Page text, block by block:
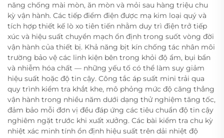
năng chống mài mòn, ăn mòn và mỏi sau hàng triệu chu
kỳ vận hành. Các tiếp điểm điện được mạ kim loại quý và
tích hợp thiết kế lò xo tiên tiến nhằm duy trì điện trở tiếp
xúc và hiệu suất chuyển mạch ổn định trong suốt vòng đời
vận hành của thiết bị. Khả năng bịt kín chống tác nhân môi
trường bảo vệ các linh kiện bên trong khỏi độ ẩm, bụi bẩn
và nhiễm hóa chất — những yếu tố có thể làm suy giảm
hiệu suất hoặc độ tin cậy. Công tắc áp suất mini trải qua
quy trình kiểm tra khắt khe, mô phỏng mức độ căng thẳng
vận hành trong nhiều năm dưới dạng thử nghiệm tăng tốc,
đảm bảo mỗi đơn vị đều đáp ứng các tiêu chuẩn độ tin cậy
nghiêm ngặt trước khi xuất xưởng. Các bài kiểm tra chu kỳ
nhiệt xác minh tính ổn định hiệu suất trên dải nhiệt độ